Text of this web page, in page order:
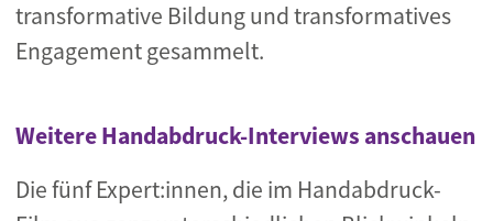
transformative Bildung und transformatives
Engagement gesammelt.
Weitere Handabdruck-Interviews anschauen
Die fünf Expert:innen, die im Handabdruck-